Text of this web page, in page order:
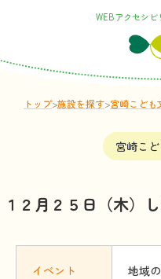
WEBアクセシビ
トップ>施設を探す>宮崎こども
宮崎こ
１２月２５日（木）
イベント
地域